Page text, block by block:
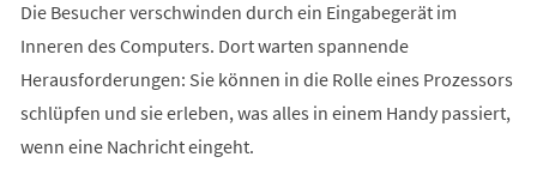
Die Besucher verschwinden durch ein Eingabegerät im
Inneren des Computers. Dort warten spannende
Herausforderungen: Sie können in die Rolle eines Prozessors
schlüpfen und sie erleben, was alles in einem Handy passiert,
wenn eine Nachricht eingeht.